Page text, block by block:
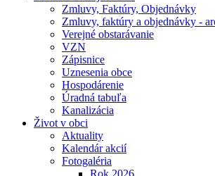
Zmluvy, Faktúry, Objednávky
Zmluvy, faktúry a objednávky -
Verejné obstarávanie
VZN
Zápisnice
Uznesenia obce
Hospodárenie
Úradná tabuľa
Kanalizácia
Život v obci
Aktuality
Kalendár akcií
Fotogaléria
Rok 2026